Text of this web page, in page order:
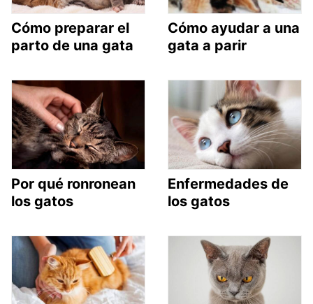
Cómo preparar el
parto de una gata
Cómo ayudar a una
gata a parir
Por qué ronronean
los gatos
Enfermedades de
los gatos